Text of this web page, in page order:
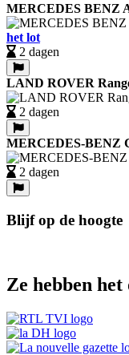
MERCEDES BENZ
het lot
2 dagen
LAND ROVER
2 dagen
MERCEDES-BENZ
2 dagen
Blijf op de hoogte
Ze hebben het